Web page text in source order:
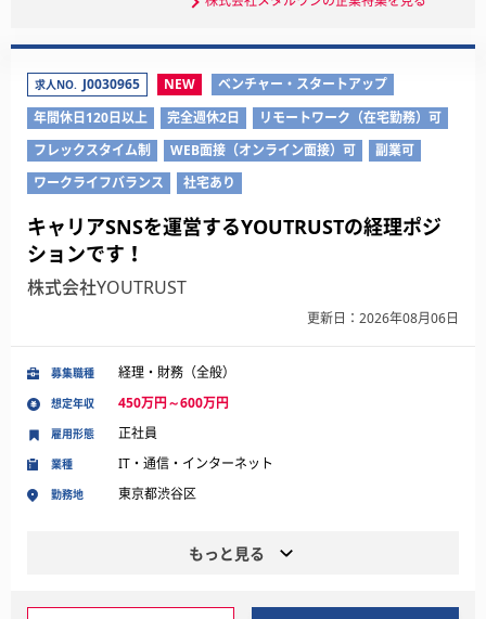
求人NO. J0030965 NEW
ベンチャー・スタートアップ
年間休日120日以上
完全週休2日
リモートワーク（在宅勤務）可
フレックスタイム制
WEB面接（オンライン面接）可
副業可
ワークライフバランス
社宅あり
キャリアSNSを運営するYOUTRUSTの経理ポジ
ションです！
株式会社YOUTRUST
更新日：2026年08月06日
募集職種 経理・財務（全般）
想定年収 450万円～600万円
業種 IT・通信・インターネット
勤務地 東京都渋谷区
雇用形態 正社員
もっと見る